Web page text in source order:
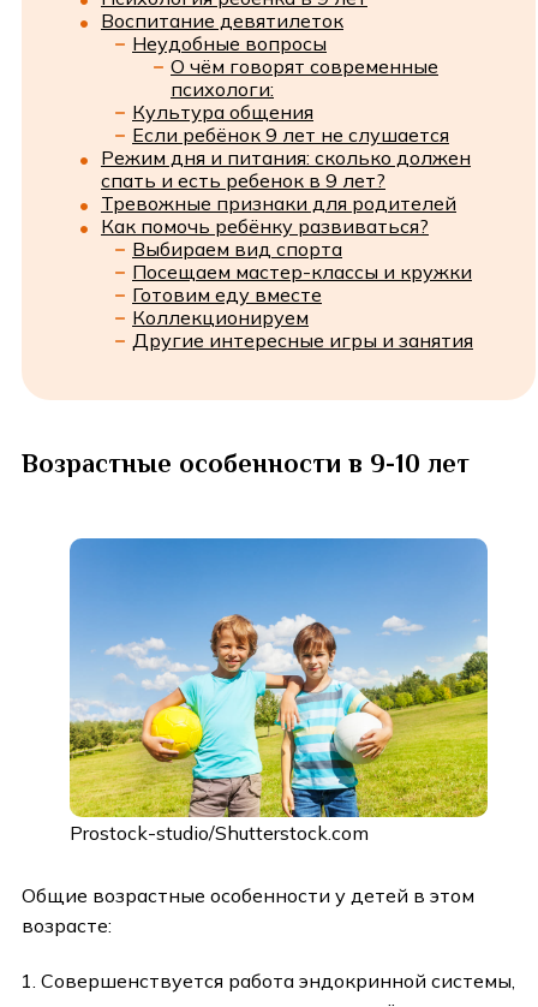
Воспитание девятилеток
Неудобные вопросы
О чём говорят современные
психологи:
Культура общения
Если ребёнок 9 лет не слушается
Режим дня и питания: сколько должен
спать и есть ребенок в 9 лет?
Тревожные признаки для родителей
Как помочь ребёнку развиваться?
Выбираем вид спорта
Посещаем мастер-классы и кружки
Готовим еду вместе
Коллекционируем
Другие интересные игры и занятия
Возрастные особенности в 9-10 лет
Prostock-studio/Shutterstock.com
Общие возрастные особенности у детей в этом
возрасте:
Совершенствуется работа эндокринной системы,